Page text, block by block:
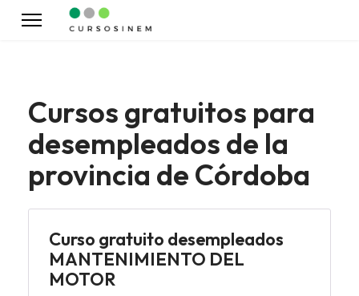
Cursos gratuitos para
desempleados de la
provincia de Córdoba
Curso gratuito desempleados
MANTENIMIENTO DEL
MOTOR